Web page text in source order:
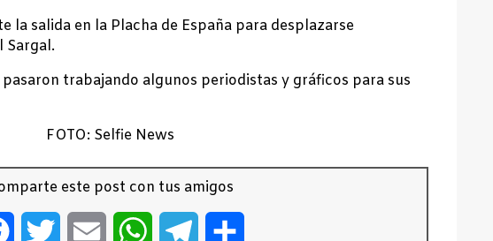
la salida en la Placha de España para desplazarse
Sargal.
trabajando algunos periodistas y gráficos para sus
FOTO: Selfie News
este post con tus amigos
FacebookTwitter Email WhatsAppTelegram